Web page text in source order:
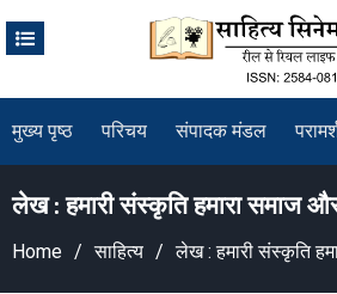
मुख्य पृष्ठ परिचय संपादक मंडल
लेख : हमारी संस्कृति हमारा समाज
Home साहित्य लेख : हमारी संस्कृति